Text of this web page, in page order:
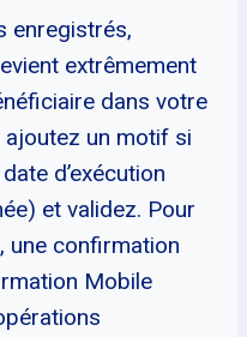
enregistrés,
extrêmement
dans votre
ajoutez un motif si
d’exécution
et validez. Pour
une confirmation
Mobile